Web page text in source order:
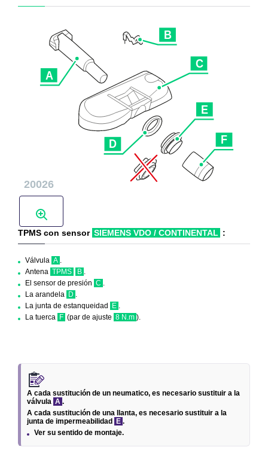
TPMS con sensor SIEMENS VDO / CONTINENTAL :
Válvula A .
Antena TPMS B .
El sensor de presión C .
La arandela D .
La junta de estanqueidad
E .
La tuerca F (par de ajuste 8 N.m ).
A cada sustitución de un neumatico, es necesario sustituir a la
válvula A .
A cada sustitución de una llanta, es necesario sustituir a la
junta de impermeabilidad
E .
Ver su sentido de montaje.